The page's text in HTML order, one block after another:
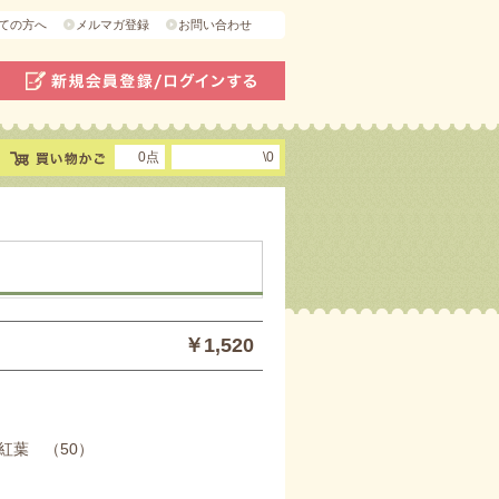
の方へ メルマガ登録 お問い合わせ
0点 \0
￥1,520
葉 （50）